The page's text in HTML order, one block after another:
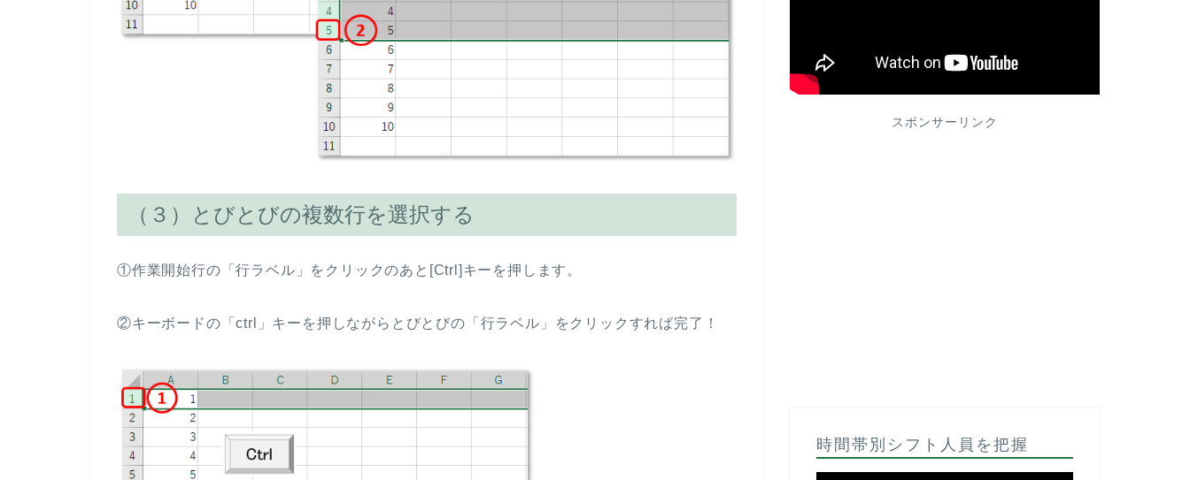
（３）とびとびの複数行を選択する
①作業開始行の「行ラベル」をクリックのあと[Ctrl]キーを押します。
②キーボードの「ctrl」キーを押しながらとびとびの「行ラベル」をクリックすれば完了！
スポンサーリンク
時間帯別シフト人員を把握